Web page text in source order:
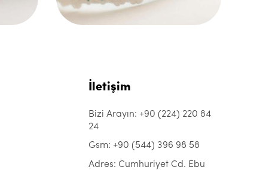
İletişim
Bizi Arayın: +90 (224) 220 84
24
Gsm: +90 (544) 396 98 58
Adres: Cumhuriyet Cd. Ebu